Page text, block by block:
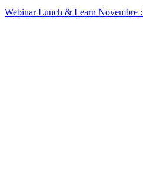
Webinar Lunch & Learn Novembre